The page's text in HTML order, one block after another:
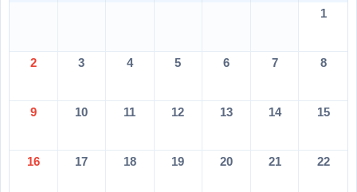
1
2 3 4 5 6 7 8
9 10 11 12 13 14 15
16 17 18 19 20 21 22